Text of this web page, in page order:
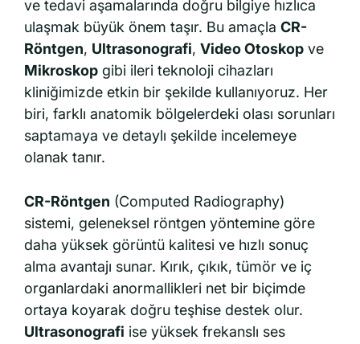
ve tedavi aşamalarında doğru bilgiye hızlıca
ulaşmak büyük önem taşır. Bu amaçla CR-
Röntgen, Ultrasonografi, Video Otoskop ve
Mikroskop gibi ileri teknoloji cihazları
kliniğimizde etkin bir şekilde kullanıyoruz. Her
biri, farklı anatomik bölgelerdeki olası sorunları
saptamaya ve detaylı şekilde incelemeye
olanak tanır.
CR-Röntgen (Computed Radiography)
sistemi, geleneksel röntgen yöntemine göre
daha yüksek görüntü kalitesi ve hızlı sonuç
alma avantajı sunar. Kırık, çıkık, tümör ve iç
organlardaki anormallikleri net bir biçimde
ortaya koyarak doğru teşhise destek olur.
Ultrasonografi ise yüksek frekanslı ses